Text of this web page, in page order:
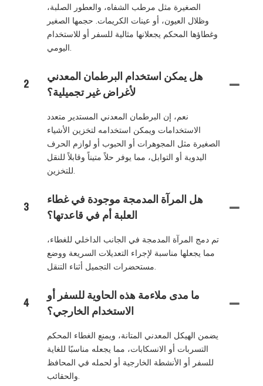
الصغيرة مثل مرطب الشفاه، والعطور الصلبة،
وظلال العيون، أو عينات الكريمات. حجمها الصغير
وغطاؤها المحكم يجعلانها مثالية للسفر أو للاستخدام
اليومي.
2
هل يمكن استخدام البرطمان المعدني
لأغراض غير تجميلية؟
نعم، إن البرطمان المعدني المستدير متعدد
الاستخدامات ويمكن استخدامه لتخزين الأشياء
الصغيرة مثل المجوهرات أو الحبوب أو لوازم الحرف
اليدوية أو التوابل، مما يوفر حلاً متيناً وقابلاً للنقل
للتخزين.
3
هل المرآة المدمجة موجودة في غطاء
العلبة أم في قاعدتها؟
تم دمج المرآة المدمجة في الجانب الداخلي للغطاء،
مما يجعلها مناسبة لإجراء التعديلات السريعة ووضع
مستحضرات التجميل أثناء التنقل.
4
ما مدى ملاءمة هذه الحاوية للسفر أو
الاستخدام الخارجي؟
يضمن الهيكل المعدني المتانة، ويمنع الغطاء المحكم
التسربات أو الانسكابات، مما يجعله مناسبًا للغاية
للسفر أو الأنشطة الخارجية أو لحمله في المحافظ
والحقائب.